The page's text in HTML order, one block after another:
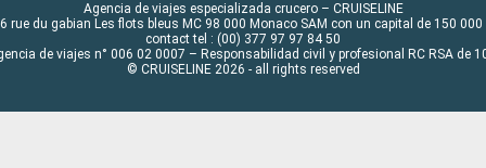
Agencia de viajes especializada crucero – CRUISELINE
rue du gabian Les flots bleus MC 98 000 Monaco SAM con un capital de 150 000
contact tel : (00) 377 97 97 84 50
de viajes n° 006 02 0007 – Responsabilidad civil y profesional RC RSA de
© CRUISELINE 2026 - all rights reserved